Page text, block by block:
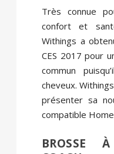
Très connue
confort et
Withings a
CES 2017 pour
commun
cheveux.
présenter sa
compatible
BROSSE